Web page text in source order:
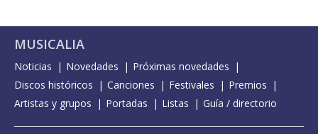
MUSICALIA
Noticias Novedades
Próximas novedades
Discos históricos
Canciones Festivales
Premios
Artistas y grupos
Portadas Listas Guía / directorio